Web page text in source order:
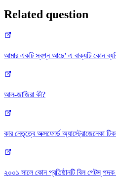
Related question
আমার একটি স্বপ্ন আছে' এ বাক্যটি কোন
আল-জাজিরা কী?
কার নেতৃত্বে অক্সফোর্ড অ্যাস্ট্রোজেনেকা
২০০১ সালে কোন প্রতিষ্ঠানটি বিল গেটস্